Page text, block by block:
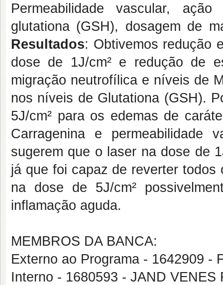
Permeabilidade vascular,
glutationa (GSH), dosagem de
Resultados: Obtivemos redução
dose de 1J/cm² e redução de
migração neutrofílica e níveis de
nos níveis de Glutationa (GSH).
5J/cm² para os edemas de
Carragenina e permeabilidade
sugerem que o laser na dose de
já que foi capaz de reverter
na dose de 5J/cm²
inflamação aguda.
MEMBROS DA BANCA:
Externo ao Programa - 1642909 -
Interno - 1680593 - JAND VENES